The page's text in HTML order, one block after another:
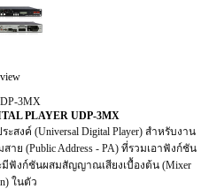
3MX
PLAYER UDP-3MX
สงค์ (Universal Digital Player) สำหรับงาน
ย (Public Address - PA) ที่รวมเอาฟังก์ชัน
มีฟังก์ชันผสมสัญญาณเสียงเบื้องต้น (Mixer
ในตัว